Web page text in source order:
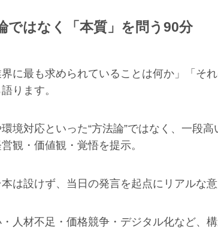
ではなく「本質」を問う90分
界に最も求められていることは何か」「そ
ります。
境対応といった“方法論”ではなく、一段
観・価値観・覚悟を提示。
は設けず、当日の発言を起点にリアルな意
人材不足・価格競争・デジタル化など、